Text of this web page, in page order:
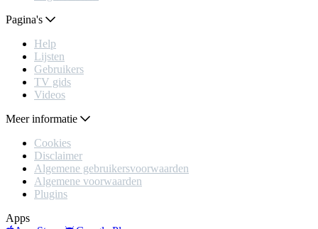
Pagina's
Help
Lijsten
Gebruikers
TV gids
Videos
Meer informatie
Cookies
Disclaimer
Algemene gebruikersvoorwaarden
Algemene voorwaarden
Plugins
Apps